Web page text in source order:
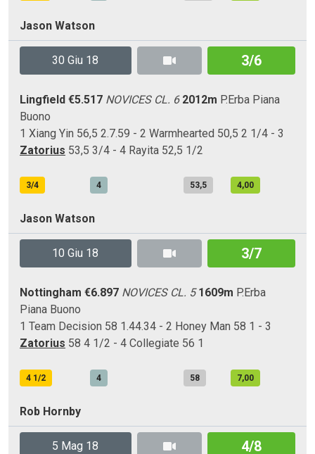
Jason Watson
30 Giu 18 3/6
Lingfield €5.517 NOVICES CL. 6 2012m P.Erba Piana
Buono
1 Xiang Yin 56,5 2.7.59 - 2 Warmhearted 50,5 2 1/4 - 3
Zatorius 53,5 3/4 - 4 Rayita 52,5 1/2
3/4 4 53,5 4,00
Jason Watson
10 Giu 18 3/7
Nottingham €6.897 NOVICES CL. 5 1609m P.Erba
Piana Buono
1 Team Decision 58 1.44.34 - 2 Honey Man 58 1 - 3
Zatorius 58 4 1/2 - 4 Collegiate 56 1
4 1/2 4 58 7,00
Rob Hornby
5 Mag 18 4/8